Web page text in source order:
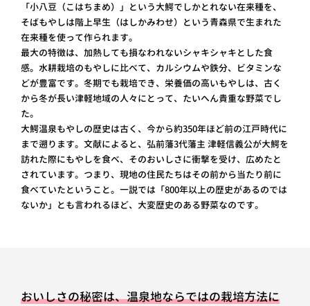
「小八豆（こはちまめ）」という大鰐でしかとれない在来種を、
そばもやしは階上早生（はしかみわせ）という青森県で生まれた
在来種を使って作られます。
最大の特徴は、加熱しても損なわれないシャキシャキとした食
感。水耕栽培のもやしに比べて、カルシウムや鉄分、ビタミンな
どが豊富です。冬期でも栽培でき、栄養価の高いもやしは、古く
から冬が長い津軽地域の人々にとって、たいへん貴重な野菜でし
た。
大鰐温泉もやしの歴史は古く、今から約350年ほど前の江戸時代に
まで遡ります。文献によると、弘前藩3代藩主 津軽信義公が大鰐を
訪れた際にもやしを食べ、そのおいしさに衝撃を受け、広めたと
されています。つまり、現地の住民たちはその前から当たり前に
食べていたということ。一説では「800年以上の歴史があるのでは
ないか」とも言われるほど、大変歴史のある野菜なのです。
おいしさの秘密は、温泉地ならではの栽培方法に